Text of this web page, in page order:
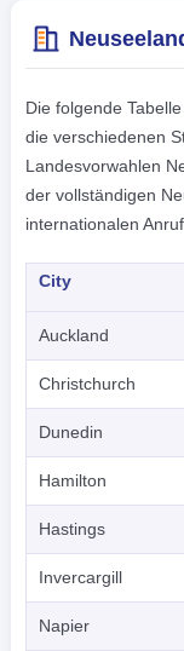
Die folgende
die verschiedenen
Landesvorwahlen
der vollständigen
internationalen
City
Auckland
Christchurch
Dunedin
Hamilton
Hastings
Invercargill
Napier